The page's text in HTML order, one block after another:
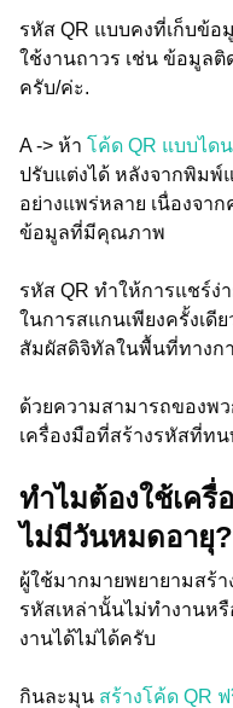
รหัส QR แบบคงที่เก็บข้
ใช้งานถาวร เช่น ข้อมูล
ครับ/ค่ะ.
A -> ห้า โค้ด QR แบบได
ปรับแต่งได้ หลังจากพิมพ์
อย่างแพร่หลาย เนื่องจา
ข้อมูลที่มีคุณภาพ
รหัส QR ทำให้การแชร์ง่
ในการสแกนเพียงครั้งเดี
สัมผัสดิจิทัลในพื้นที่ทางก
ด้วยความสามารถของพ
เครื่องมือที่สร้างรหัสที่ท
ทำไมต้องใช้เครื่
ไม่มีวันหมดอายุ?
ผู้ใช้มากมายพยายามสร้
รหัสเหล่านั้นไม่ทำงานหรื
งานได้ไม่ได้ครับ
กินละมุน สร้างโค้ด QR ฟ